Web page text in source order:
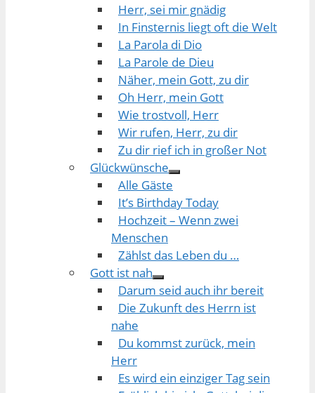
Herr, sei mir gnädig
In Finsternis liegt oft die Welt
La Parola di Dio
La Parole de Dieu
Näher, mein Gott, zu dir
Oh Herr, mein Gott
Wie trostvoll, Herr
Wir rufen, Herr, zu dir
Zu dir rief ich in großer Not
Glückwünsche
Alle Gäste
It’s Birthday Today
Hochzeit – Wenn zwei
Menschen
Zählst das Leben du …
Gott ist nah
Darum seid auch ihr bereit
Die Zukunft des Herrn ist
nahe
Du kommst zurück, mein
Herr
Es wird ein einziger Tag sein